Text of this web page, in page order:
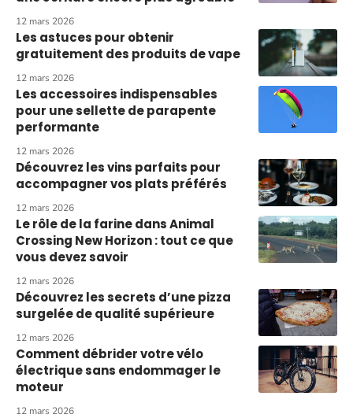
12 mars 2026
Les astuces pour obtenir
gratuitement des produits de vape
12 mars 2026
Les accessoires indispensables
pour une sellette de parapente
performante
12 mars 2026
Découvrez les vins parfaits pour
accompagner vos plats préférés
12 mars 2026
Le rôle de la farine dans Animal
Crossing New Horizon : tout ce que
vous devez savoir
12 mars 2026
Découvrez les secrets d’une pizza
surgelée de qualité supérieure
12 mars 2026
Comment débrider votre vélo
électrique sans endommager le
moteur
12 mars 2026